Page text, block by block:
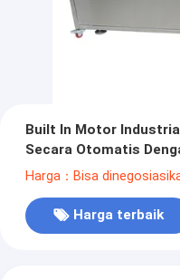
Built In Motor
Secara Otomatis
Harga：Bisa
Harga terbaik